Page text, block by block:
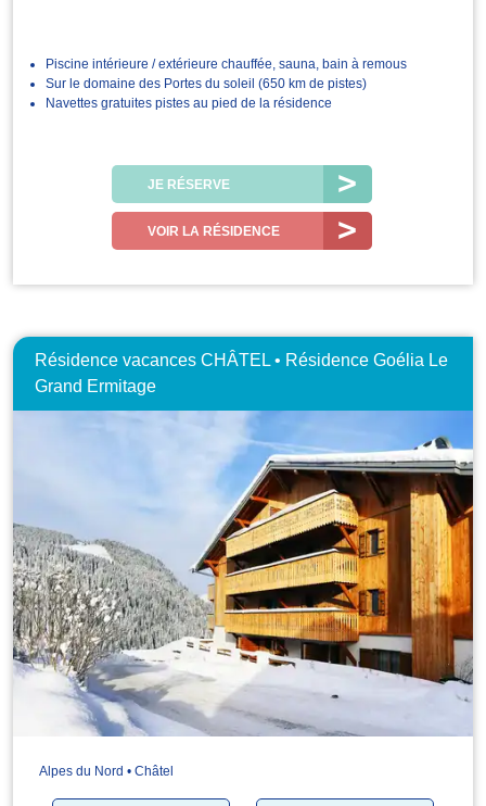
Piscine intérieure / extérieure chauffée, sauna, bain à remous
Sur le domaine des Portes du soleil (650 km de pistes)
Navettes gratuites pistes au pied de la résidence
JE RÉSERVE
VOIR LA RÉSIDENCE
Résidence vacances CHÂTEL • Résidence Goélia Le
Grand Ermitage
Alpes du Nord • Châtel